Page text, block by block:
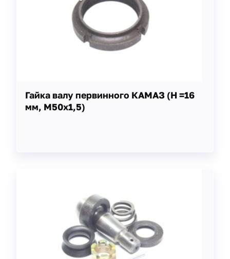
Гайка валу первинного КАМАЗ (H =16
мм, М50х1,5)